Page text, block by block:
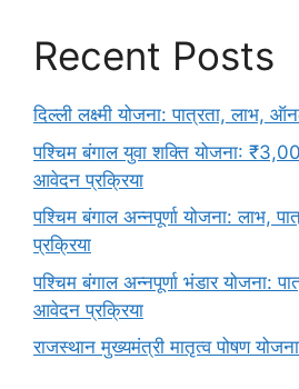
Recent Posts
दिल्ली लक्ष्मी योजना: पात्रता, लाभ,
पश्चिम बंगाल युवा शक्ति योजना:
आवेदन प्रक्रिया
पश्चिम बंगाल अन्नपूर्णा योजना: लाभ,
प्रक्रिया
पश्चिम बंगाल अन्नपूर्णा भंडार योजना:
आवेदन प्रक्रिया
राजस्थान मुख्यमंत्री मातृत्व पोषण योजना